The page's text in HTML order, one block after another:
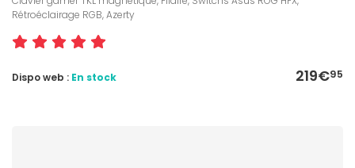
Rétroéclairage RGB, Azerty
219€95
Dispo web : En stock